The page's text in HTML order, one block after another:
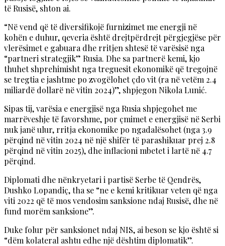
të Rusisë, shton ai.
“Në vend që të diversifikojë furnizimet me energji në
kohën e duhur, qeveria është drejtpërdrejt përgjegjëse për
vlerësimet e gabuara dhe rritjen shtesë të varësisë nga
“partneri strategjik” Rusia. Dhe sa partnerë kemi, kjo
thuhet shprehimisht nga treguesit ekonomikë që tregojnë
se tregtia e jashtme po zvogëlohet çdo vit (ra në vetëm 2.4
miliardë dollarë në vitin 2024)”, shpjegon Nikola Lunić.
Sipas tij, varësia e energjisë nga Rusia shpjegohet me
marrëveshje të favorshme, por çmimet e energjisë në Serbi
nuk janë ulur, rritja ekonomike po ngadalësohet (nga 3.9
përqind në vitin 2024 në një shifër të parashikuar prej 2.8
përqind në vitin 2025), dhe inflacioni mbetet i lartë në 4.7
përqind.
Diplomati dhe nënkryetari i partisë Serbe të Qendrës,
Dushko Lopandiç, tha se “ne e kemi kritikuar veten që nga
viti 2022 që të mos vendosim sanksione ndaj Rusisë, dhe në
fund morëm sanksione”.
Duke folur për sanksionet ndaj NIS, ai beson se kjo është si
“dëm kolateral ashtu edhe një dështim diplomatik”.